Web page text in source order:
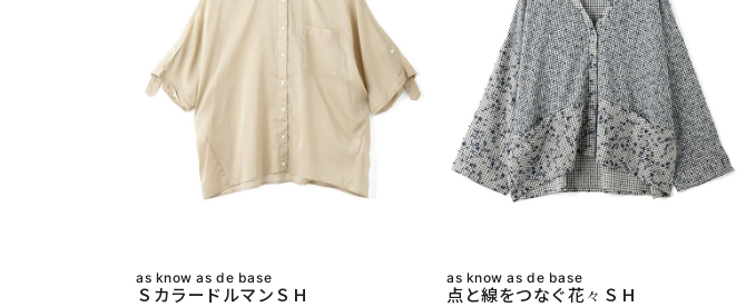
as know as de base
ＳカラードルマンＳＨ
as know as de base
点と線をつなぐ花々ＳＨ